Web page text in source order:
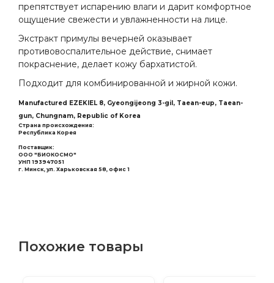
препятствует испарению влаги и дарит комфортное
ощущение свежести и увлажненности на лице.
Экстракт примулы вечерней оказывает
противовоспалительное действие, снимает
покраснение, делает кожу бархатистой.
Подходит для комбинированной и жирной кожи.
Manufactured EZEKIEL 8, Gyeongijeong 3-gil, Taean-eup, Taean-
gun, Chungnam, Republic of Korea
Страна происхождения:
Республика Корея
Поставщик:
ООО "БИОКОСМО"
УНП 193947051
г. Минск, ул. Харьковская 58, офис 1
Похожие товары